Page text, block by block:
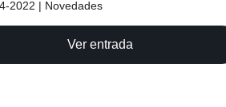
2022 | Novedades
Ver entrada